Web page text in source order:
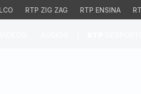
RTP ZIG ZAG RTP ENSINA
a disparar